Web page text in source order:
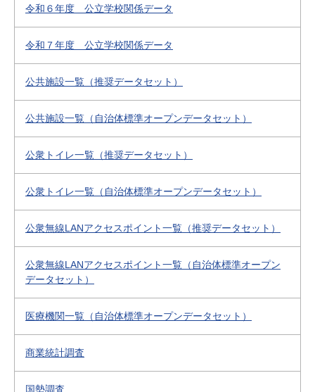
令和６年度 公立学校関係データ
令和７年度 公立学校関係データ
公共施設一覧（推奨データセット）
公共施設一覧（自治体標準オープンデータセット）
公衆トイレ一覧（推奨データセット）
公衆トイレ一覧（自治体標準オープンデータセット）
公衆無線LANアクセスポイント一覧（推奨データセット）
公衆無線LANアクセスポイント一覧（自治体標準オープン
データセット）
医療機関一覧（自治体標準オープンデータセット）
商業統計調査
国勢調査